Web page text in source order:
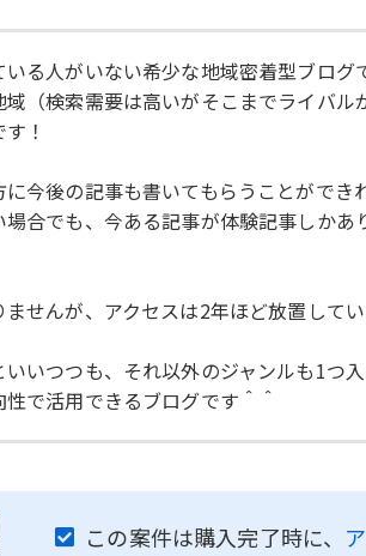
いる人がいない希少な地域密着型ブログ
域（検索需要は高いがそこまでライバ
！
に今後の記事も書いてもらうことがで
場合でも、今ある記事が体験記事しか
ませんが、アクセスは2年ほど放置して
いつつも、それ以外のジャンルも1つ
で活用できるブログです＾＾
この案件は購入完了時に、